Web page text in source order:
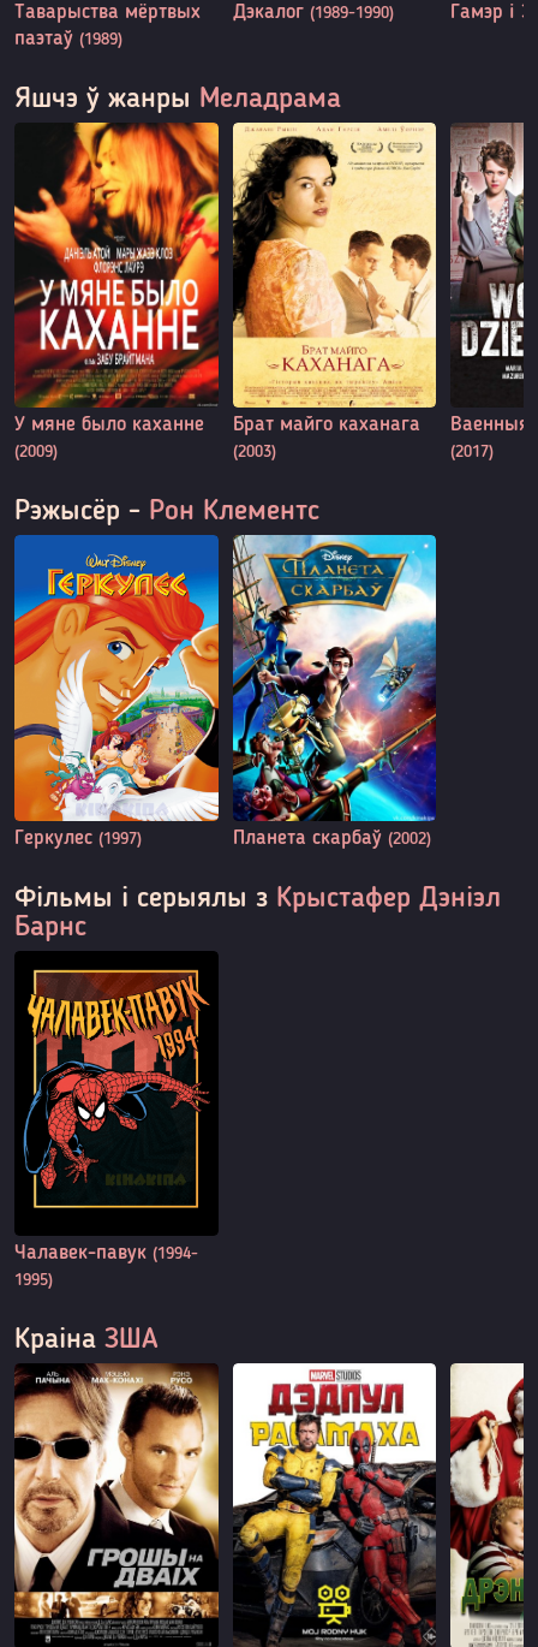
Таварыства мёртвых
паэтаў (1989)
Дэкалог (1989-1990) Гамэр і
Яшчэ ў жанры Меладрама
У мяне было каханне
(2009)
Брат майго каханага
(2003)
Ваенныя
(2017)
Рэжысёр - Рон Клементс
Геркулес (1997) Планета скарбаў (2002)
Фільмы і серыялы з Крыстафер Дэніэл
Барнс
Чалавек-павук (1994-
1995)
Краіна ЗША